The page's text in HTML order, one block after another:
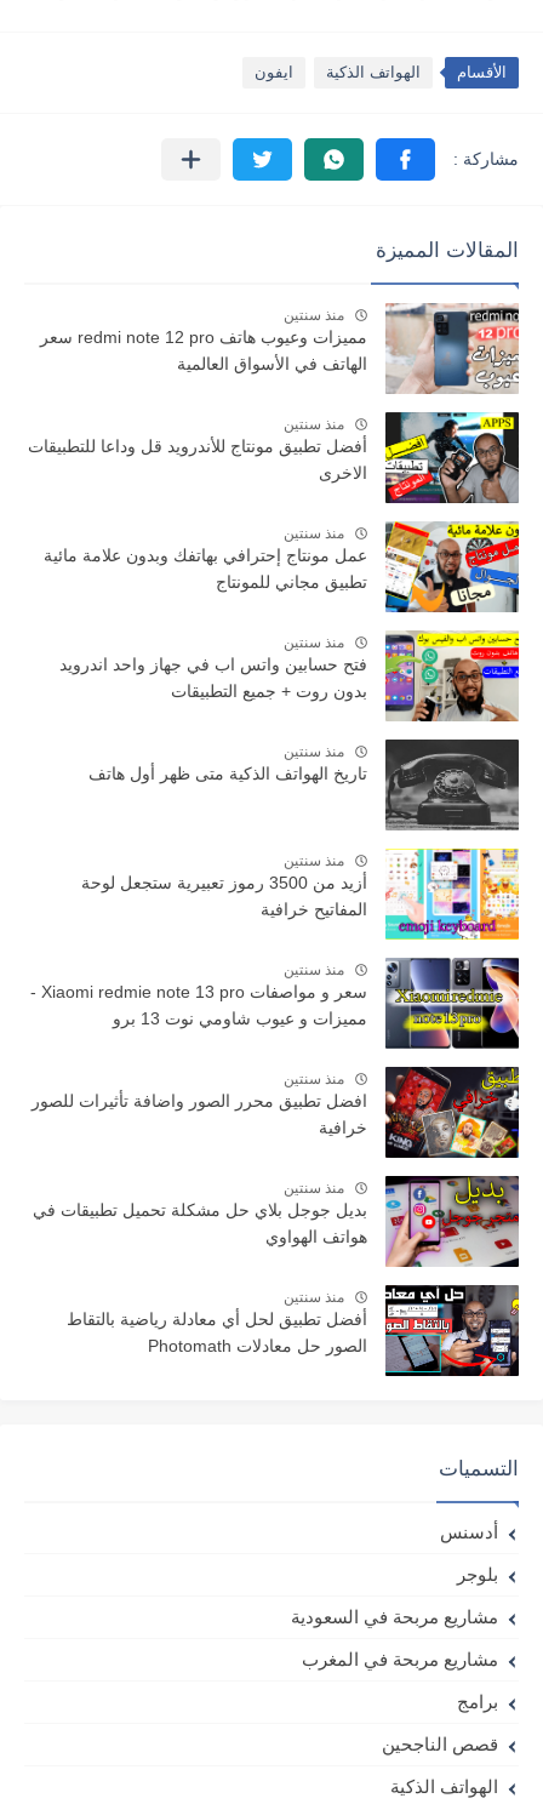
الأقسام الهواتف الذكية ايفون
المقالات المميزة
منذ سنتين
مميزات وعيوب هاتف redmi note 12 pro سعر
الهاتف في الأسواق العالمية
منذ سنتين
أفضل تطبيق مونتاج للأندرويد قل وداعا للتطبيقات
الاخرى
منذ سنتين
عمل مونتاج إحترافي بهاتفك وبدون علامة مائية
تطبيق مجاني للمونتاج
منذ سنتين
فتح حسابين واتس اب في جهاز واحد اندرويد
بدون روت + جميع التطبيقات
منذ سنتين
تاريخ الهواتف الذكية متى ظهر أول هاتف
منذ سنتين
أزيد من 3500 رموز تعبيرية ستجعل لوحة
المفاتيح خرافية
منذ سنتين
سعر و مواصفات Xiaomi redmie note 13 pro -
مميزات و عيوب شاومي نوت 13 برو
منذ سنتين
افضل تطبيق محرر الصور واضافة تأثيرات للصور
خرافية
منذ سنتين
بديل جوجل بلاي حل مشكلة تحميل تطبيقات في
هواتف الهواوي
منذ سنتين
أفضل تطبيق لحل أي معادلة رياضية بالتقاط
الصور حل معادلات Photomath
التسميات
أدسنس
بلوجر
مشاريع مربحة في السعودية
مشاريع مربحة في المغرب
برامج
قصص الناجحين
الهواتف الذكية